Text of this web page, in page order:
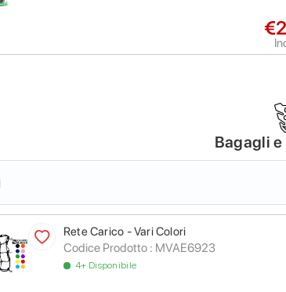
Bagagli
Rete Carico - Vari Colori
Codice Prodotto : MVAE6923
4+ Disponibile